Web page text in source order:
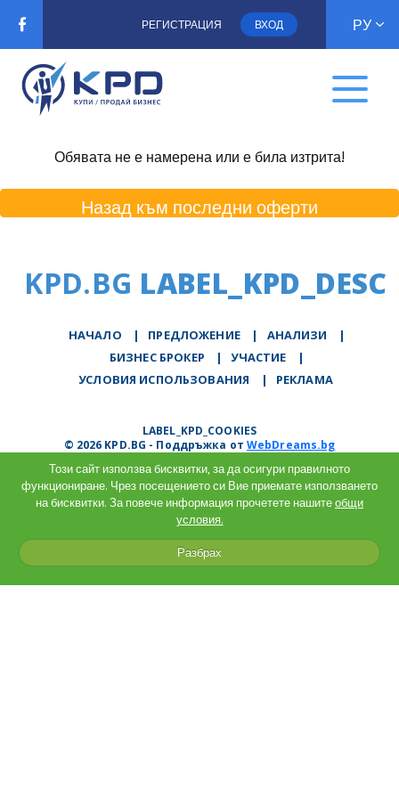
РЕГИСТРАЦИЯ ВХОД РУ
Обявата не е намерена или е била изтрита!
Назад към последни оферти
KPD.BG LABEL_KPD_DESC
НАЧАЛО | ПРЕДЛОЖЕНИЕ | АНАЛИЗИ
|
БИЗНЕС БРОКЕР
| УЧАСТИЕ
|
УСЛОВИЯ ИСПОЛЬЗОВАНИЯ
| РЕКЛАМА
LABEL_KPD_COOKIES
© 2026 KPD.BG - Поддръжка отWebDreams.bg
Този сайт използва бисквитки, за да осигури правилното
функциониране. Чрез посещението си Вие приемате използването
на бисквитки. За повече информация прочетете нашитеобщи
условия.
Разбрах